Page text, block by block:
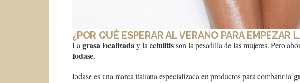
¿POR QUÉ ESPERAR AL VERANO PARA EMPEZAR
La grasa localizada y la celulitisson la pesadilla de las mujeres. Pero
Iodase.
Iodase es una marca italiana especializada en productos para combatir la